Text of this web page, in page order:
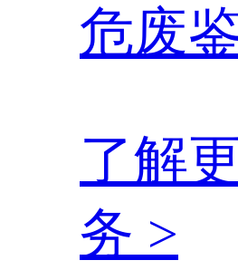
危废
了解
务 >